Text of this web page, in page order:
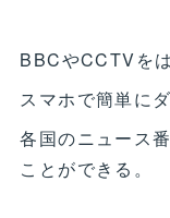
BBCやCCTVを
スマホで簡単に
各国のニュース
ことができる。